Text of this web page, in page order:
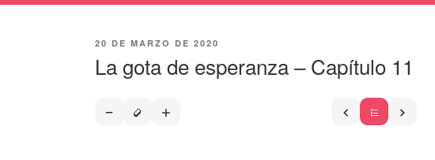
PUBLICADO
20 DE MARZO DE 2020
La gota de esperanza – Capítulo 11